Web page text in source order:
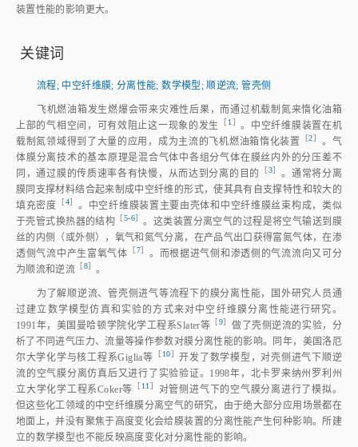
装置性能的影响更大。
关键词
流程; 中空纤维膜;分离性能;数学模型 ;顺逆流;管壳侧
飞机燃油箱发生燃爆会带来灾难性后果，而通过机载制氮来惰化油箱
上部的气相空间，可有效阻止这一现象的发生 ［ 1］ 。中空纤维膜装置在机
载制氮领域得到了大量的应用，成为主流的飞机燃油箱惰化装置 ［2］ 。气
体膜分离技术的基本原理是混合气体中各组分气体在膜丝内外的分压差不
同，通过膜的传质速率各有快慢，从而达到分离的目 的 ［3］ 。通常将分离
膜同支撑材料结合起来制成中空纤维的形式，使其具有自支撑特性和较大的
填充密度 ［4］ 。中空纤维膜装置主要由壳体和中空纤维膜丝束构成，类似
于壳管式换热器的结构 ［5‑6］ 。这类装置分离空气的过程是将空气输送到膜
丝的内侧（或外侧），氧气和氮气分离，在产品气出口获得富氮气体，在渗
透侧气流中产生富氧气体 ［7］ 。而根据进气侧和渗透侧的气流流向又可分
为顺流和逆流 ［8］ 。
为了解顺逆流、管壳侧进气等流程下的膜分离性能，国外研究人员通
过建立数学模型仿真和实验的方式来对中空纤维膜分离性能进行研究。
1991年，美国曼哈顿学院化学工程系Slater等 ［9］做了壳侧逆流的实验，分
析了不同进气压力、流量等操作参数对膜分离性能的影响。同年，美国洛厄
尔大学化学与核工程系Giglia等 ［ 10］开发了数学模型，对壳侧进气下顺逆
流的空气膜分离仿真后又进行了实验验证。1998年，北卡罗来纳州罗利州
立大学化学工程系Coker等 ［ 11］
对管侧进气下的空气膜分离进行了模拟。
但这些化工领域的中空纤维膜分离空气的研究，由于绝大部分应用场景都在
地面上，并没有聚焦于高度变化会给膜装置的分离性能产生何种影响。所建
立的数学模型也不能反映高度变化对分离性能的影响。